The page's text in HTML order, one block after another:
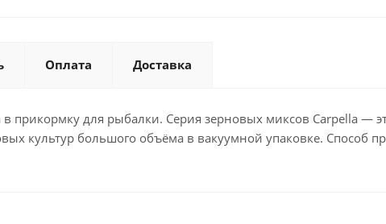
Оплата Доставка
в прикормку для рыбалки. Серия зерновых миксов Carpella
культур большого объёма в вакуумной упаковке. Способ